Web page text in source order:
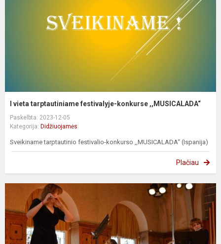
I vieta tarptautiniame festivalyje-konkurse ,,MUSICALADA“
Paskelbta: 2023-12-05
Kategorija: Didžiuojamės
Sveikiname tarptautinio festivalio-konkurso ,,MUSICALADA“ (Ispanija)
Plačiau